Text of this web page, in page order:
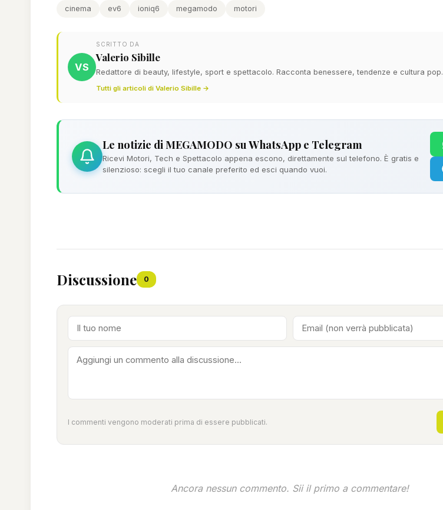
cinema ev6 ioniq6 megamodo motori
VS
SCRITTO DA
Valerio Sibille
Redattore di beauty, lifestyle, sport e spettacolo. Racconta benessere, tendenze e cultura pop.
Tutti gli articoli di Valerio Sibille →
Le notizie di MEGAMODO su WhatsApp e Telegram
Ricevi Motori, Tech e Spettacolo appena escono, direttamente sul telefono. È gratis e
silenzioso: scegli il tuo canale preferito ed esci quando vuoi.
Discussione 0
I commenti vengono moderati prima di essere pubblicati.
Ancora nessun commento. Sii il primo a commentare!